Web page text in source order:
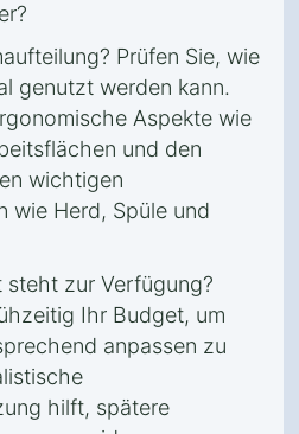
Prüfen Sie, wie
genutzt werden kann.
Aspekte wie
und den
wichtigen
wie Herd, Spüle und
steht zur Verfügung?
Ihr Budget, um
anpassen zu
hilft, spätere